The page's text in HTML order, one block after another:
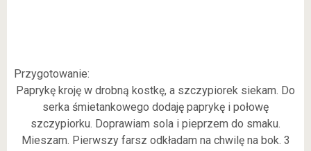
Przygotowanie:
Paprykę kroję w drobną kostkę, a szczypiorek siekam. Do
serka śmietankowego dodaję paprykę i połowę
szczypiorku. Doprawiam sola i pieprzem do smaku.
Mieszam. Pierwszy farsz odkładam na chwilę na bok. 3